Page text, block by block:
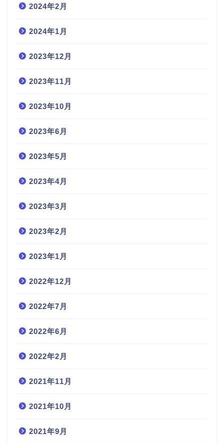
2024年2月
2024年1月
2023年12月
2023年11月
2023年10月
2023年6月
2023年5月
2023年4月
2023年3月
2023年2月
2023年1月
2022年12月
2022年7月
2022年6月
2022年2月
2021年11月
2021年10月
2021年9月